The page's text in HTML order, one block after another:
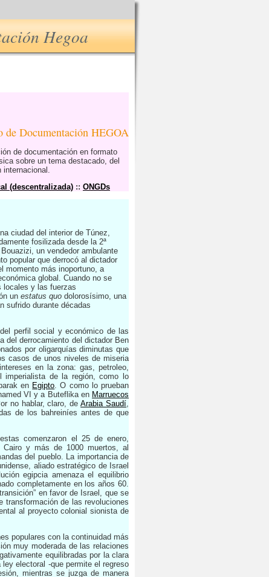
Hegoa
de Documentación HEGOA
de documentación en formato
sobre un tema destacado, del
internacional.
(descentralizada) :: ONGDs
ciudad del interior de Túnez,
fosilizada desde la 2ª
un vendedor ambulante
popular que derrocó al dictador
momento más inoportuno, a
global. Cuando no se
locales y las fuerzas
un estatus quo dolorosísimo, una
sufrido durante décadas
perfil social y económico de las
del derrocamiento del dictador Ben
por oligarquías diminutas que
casos de unos niveles de miseria
en la zona: gas, petroleo,
imperialista de la región, como lo
en Egipto. O como lo prueban
VI y a Buteflika en Marruecos
no hablar, claro, deArabia Saudí,
de los bahreiníes antes de que
comenzaron el 25 de enero,
y más de 1000 muertos, al
del pueblo. La importancia de
aliado estratégico de Israel
egipcia amenaza el equilibrio
completamente en los años 60.
en favor de Israel, que se
transformación de las revoluciones
al proyecto colonial sionista de
populares con la continuidad más
muy moderada de las relaciones
equilibradas por la clara
electoral -que permite el regreso
mientras se juzga de manera